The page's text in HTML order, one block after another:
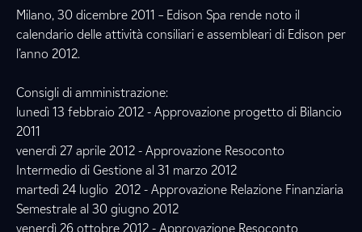
Milano, 30 dicembre 2011 – Edison Spa rende noto il
calendario delle attività consiliari e assembleari di Edison per
l’anno 2012.
Consigli di amministrazione:
lunedì 13 febbraio 2012 - Approvazione progetto di Bilancio
2011
venerdì 27 aprile 2012 - Approvazione Resoconto
Intermedio di Gestione al 31 marzo 2012
martedì 24 luglio 2012 - Approvazione Relazione Finanziaria
Semestrale al 30 giugno 2012
venerdì 26 ottobre 2012 - Approvazione Resoconto